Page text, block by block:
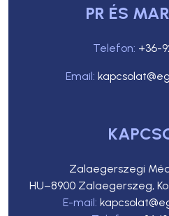
PR ÉS
Telefon: +36-
Email:
Zalaegerszegi
HU–8900 Zalaegerszeg,
E-mail: